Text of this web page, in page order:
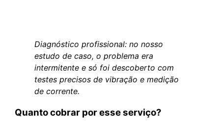
Diagnóstico profissional: no nosso
estudo de caso, o problema era
intermitente e só foi descoberto com
testes precisos de vibração e medição
de corrente.
Quanto cobrar por esse serviço?